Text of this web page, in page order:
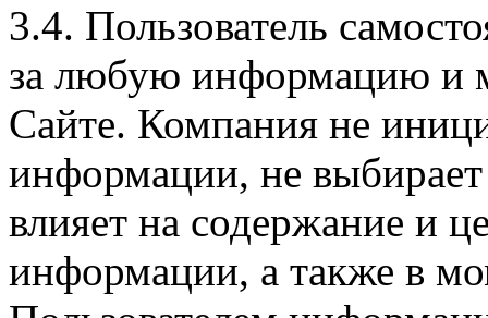
3.4. Пользователь
за любую информацию и
Сайте. Компания не
информации, не
влияет на содержание и
информации, а также в